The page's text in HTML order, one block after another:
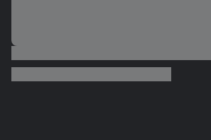
‘debaixo d’água’ na